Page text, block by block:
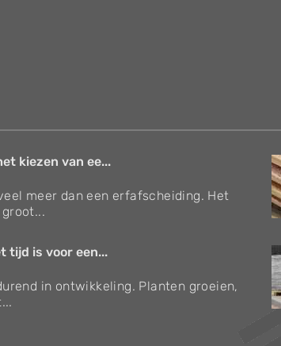
kiezen van ee...
meer dan een erfafscheiding. Het
tijd is voor een...
in ontwikkeling. Planten groeien,